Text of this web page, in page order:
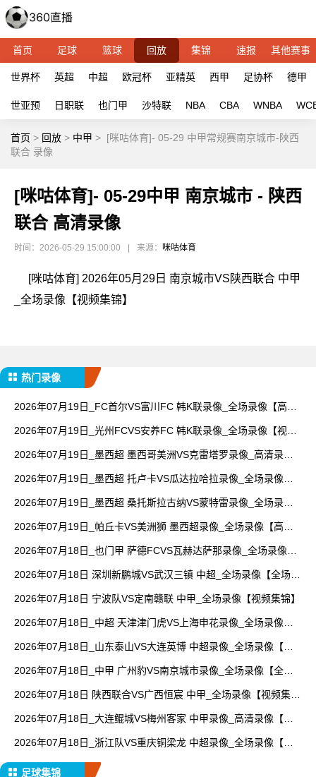
首页 足球 篮球 回放 集锦 速报 其他赛事
世界杯 英超 中超 欧冠杯 亚精英 西甲 足协杯 德甲
世亚预 日职联 也门甲 沙特联 NBA CBA WNBA
首页 > 回放 > 中甲 > [咪咕体育]- 05-29 中甲常规赛南京城市-陕西
联合 录像
[咪咕体育]- 05-29中甲 南京城市 - 陕西
联合 高清录像
时间：2026-05-29 15:00:00 来源： 咪咕体育
[咪咕体育] 2026年05月29日 南京城市VS陕西联合 中甲
_全场录像【视频集锦】
热门录像
2026年07月19日_FC首尔VS富川FC 韩K联录像_全场录像【高清
2026年07月19日_光州FCVS安养FC 韩K联录像_全场录像【视频
2026年07月19日_墨西超 墨西哥美洲VS克雷塔罗录像_高清录像
2026年07月19日_墨西超 托卢卡VS瓜达拉哈拉录像_全场录像
2026年07月19日_墨西超 桑托斯拉古纳VS蒙特雷录像_全场录像
2026年07月19日_帕丘卡VS美洲狮 墨西超录像_全场录像【高清
2026年07月18日_也门甲 萨德FCVS瓦赫达萨那录像_全场录像
2026年07月18日 深圳新鹏城VS武汉三镇 中超_全场录像【全场回
2026年07月18日 宁波队VS定南赣联 中甲_全场录像【视频集锦】
2026年07月18日_中超 天津津门虎VS上海申花录像_全场录像
2026年07月18日_山东泰山VS大连英博 中超录像_全场录像【高
2026年07月18日_中甲 广州豹VS南京城市录像_全场录像【全场
2026年07月18日 陕西联合VS广西恒宸 中甲_全场录像【视频集
2026年07月18日_大连鲲城VS梅州客家 中甲录像_高清录像【全
2026年07月18日_浙江队VS重庆铜梁龙 中超录像_全场录像【全
足球集锦